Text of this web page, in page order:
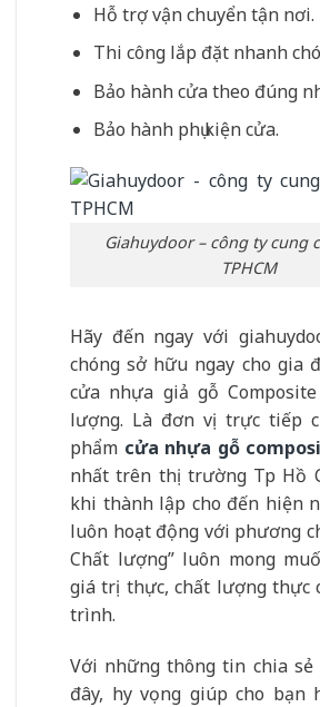
Hỗ trợ vận chuyển tận nơi.
Thi công lắp đặt nhanh
Bảo hành cửa theo đúng
Bảo hành phụ kiện cửa.
Giahuydoor – công ty cung
TPHCM
Hãy đến ngay với
chóng sở hữu ngay cho gia
cửa nhựa giả gỗ
lượng. Là đơn vị trực tiếp
phẩm cửa nhựa gỗ
nhất trên thị trường Tp Hồ
khi thành lập cho đến hiện
luôn hoạt động với phương
Chất lượng” luôn mong
giá trị thực, chất lượng thực
trình.
Với những thông tin chia
đây, hy vọng giúp cho bạn